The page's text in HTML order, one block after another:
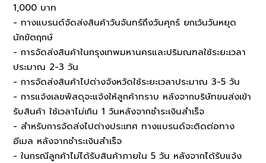
1,000 บาท
- ทางแบรนด์จัดส่งสินค้าวันจันทร์ถึงวันศุกร์ ยกเว้นวันหยุด
นักขัตฤกษ์
- การจัดส่งสินค้าในกรุงเทพมหานครและปริมณฑลใช้ระยะเวลา
ประมาณ 2-3 วัน
- การจัดส่งสินค้าไปต่างจังหวัดใช้ระยะเวลาประมาณ 3-5 วัน
- การแจ้งเลขพัสดุจะแจ้งให้ลูกค้าทราบ หลังจากบริษัทขนส่งเข้า
รับสินค้า ใช้เวลาไม่เกิน 1 วันหลังจากชำระเงินสำเร็จ
- สำหรับการจัดส่งไปต่างประเทศ ทางแบรนด์จะติดต่อทาง
อีเมล หลังจากชำระเงินสำเร็จ
- ในกรณีลูกค้าไม่ได้รับสินค้าภายใน 5 วัน หลังจากได้รับแจ้ง